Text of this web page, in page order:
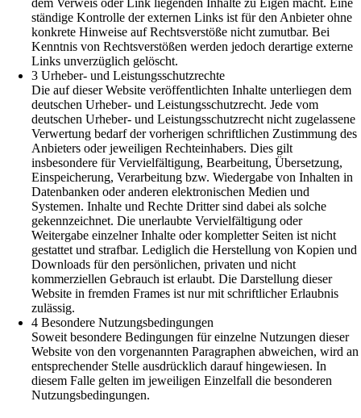
dem Verweis oder Link liegenden Inhalte zu Eigen macht. Eine
ständige Kontrolle der externen Links ist für den Anbieter ohne
konkrete Hinweise auf Rechtsverstöße nicht zumutbar. Bei
Kenntnis von Rechtsverstößen werden jedoch derartige externe
Links unverzüglich gelöscht.
3 Urheber- und Leistungsschutzrechte
Die auf dieser Website veröffentlichten Inhalte unterliegen dem
deutschen Urheber- und Leistungsschutzrecht. Jede vom
deutschen Urheber- und Leistungsschutzrecht nicht zugelassene
Verwertung bedarf der vorherigen schriftlichen Zustimmung des
Anbieters oder jeweiligen Rechteinhabers. Dies gilt
insbesondere für Vervielfältigung, Bearbeitung, Übersetzung,
Einspeicherung, Verarbeitung bzw. Wiedergabe von Inhalten in
Datenbanken oder anderen elektronischen Medien und
Systemen. Inhalte und Rechte Dritter sind dabei als solche
gekennzeichnet. Die unerlaubte Vervielfältigung oder
Weitergabe einzelner Inhalte oder kompletter Seiten ist nicht
gestattet und strafbar. Lediglich die Herstellung von Kopien und
Downloads für den persönlichen, privaten und nicht
kommerziellen Gebrauch ist erlaubt. Die Darstellung dieser
Website in fremden Frames ist nur mit schriftlicher Erlaubnis
zulässig.
4 Besondere Nutzungsbedingungen
Soweit besondere Bedingungen für einzelne Nutzungen dieser
Website von den vorgenannten Paragraphen abweichen, wird an
entsprechender Stelle ausdrücklich darauf hingewiesen. In
diesem Falle gelten im jeweiligen Einzelfall die besonderen
Nutzungsbedingungen.